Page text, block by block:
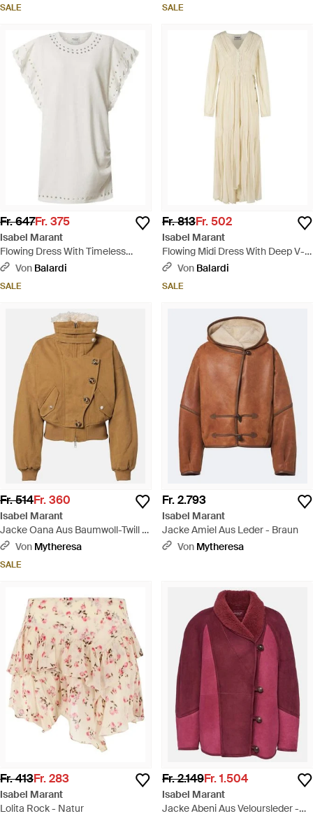
SALE SALE
Fr. 647Fr. 375
Isabel Marant
Flowing Dress With Timeless
Elegance - Weiß
Von Balardi
SALE
Fr. 813Fr. 502
Isabel Marant
Flowing Midi Dress With Deep V-
Neckline - Natur
Von Balardi
SALE
Fr. 514Fr. 360
Isabel Marant
Jacke Oana Aus Baumwoll-Twill -
Braun
Von Mytheresa
SALE
Fr. 2.793
Isabel Marant
Jacke Amiel Aus Leder - Braun
Von Mytheresa
Fr. 413Fr. 283
Isabel Marant
Lolita Rock - Natur
Fr. 2.149Fr. 1.504
Isabel Marant
Jacke Abeni Aus Veloursleder -